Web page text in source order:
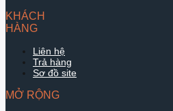
KHÁCH
HÀNG
Liên hệ
Trả hàng
Sơ đồ site
MỞ RỘNG